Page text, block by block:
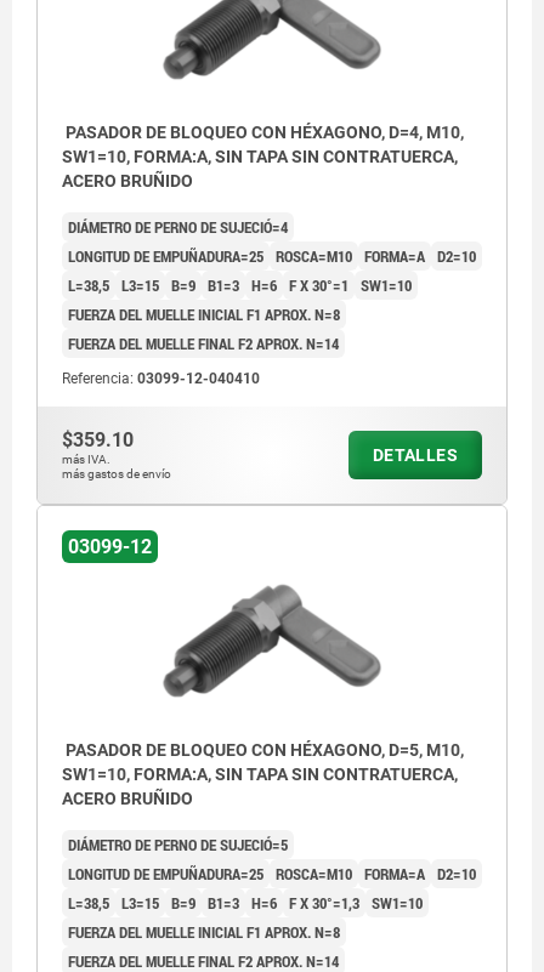
PASADOR DE BLOQUEO CON HÉXAGONO, D=4, M10,
SW1=10, FORMA:A, SIN TAPA SIN CONTRATUERCA,
ACERO BRUÑIDO
DIÁMETRO DE PERNO DE SUJECIÓ=4
LONGITUD DE EMPUÑADURA=25 ROSCA=M10 FORMA=A D2=10
L=38,5 L3=15 B=9 B1=3 H=6 F X 30°=1
SW1=10
FUERZA DEL MUELLE INICIAL F1 APROX. N=8
FUERZA DEL MUELLE FINAL F2 APROX. N=14
Referencia: 03099-12-040410
$359.10
más IVA.
más gastos de envío
DETALLES
03099-12
PASADOR DE BLOQUEO CON HÉXAGONO, D=5, M10,
SW1=10, FORMA:A, SIN TAPA SIN CONTRATUERCA,
ACERO BRUÑIDO
DIÁMETRO DE PERNO DE SUJECIÓ=5
LONGITUD DE EMPUÑADURA=25 ROSCA=M10 FORMA=A D2=10
L=38,5 L3=15 B=9 B1=3 H=6 F X 30°=1,3 SW1=10
FUERZA DEL MUELLE INICIAL F1 APROX. N=8
FUERZA DEL MUELLE FINAL F2 APROX. N=14